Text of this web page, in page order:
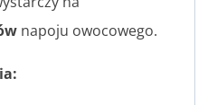
napoju owocowego.